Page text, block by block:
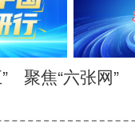
聚焦“六张网”